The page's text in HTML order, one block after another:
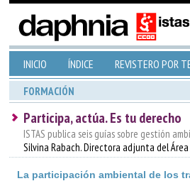
INICIO ÍNDICE REVISTERO POR
FORMACIÓN
Participa, actúa. Es tu derecho
ISTAS publica seis guías sobre gestión
Silvina Rabach. Directora adjunta del
La participación ambiental de los